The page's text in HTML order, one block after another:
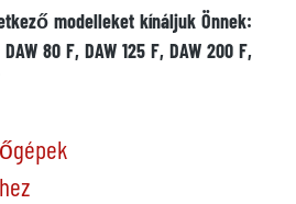
modelleket kínáljuk Önnek:
80 F, DAW 125 F, DAW 200 F,